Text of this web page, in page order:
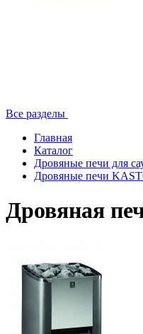
Все разделы
Главная
Каталог
Дровяные печи для
Дровяные печи
Дровяная